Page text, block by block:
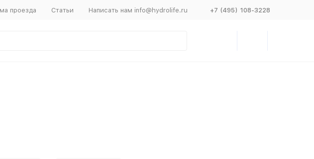
проезда Статьи Написать нам info@hydrolife.ru +7 (495) 108-3228